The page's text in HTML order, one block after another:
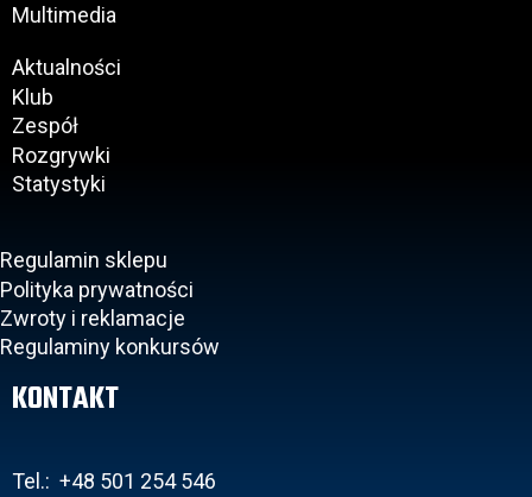
Multimedia
Aktualności
Klub
Zespół
Rozgrywki
Statystyki
Regulamin sklepu
Polityka prywatności
Zwroty i reklamacje
Regulaminy konkursów
KONTAKT
Tel.: +48 501 254 546